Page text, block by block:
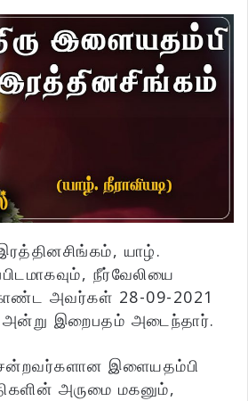
யாழ்.
நீர்வேலியை
அவர்கள் 28-09-2021
இறைபதம் அடைந்தார்.
இளையதம்பி
அருமை மகனும்,